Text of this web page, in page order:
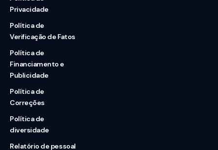
Privacidade
Política de
Verificação de Fatos
Política de
Financiamento e
Publicidade
Política de
Correções
Política de
diversidade
Relatório de pessoal